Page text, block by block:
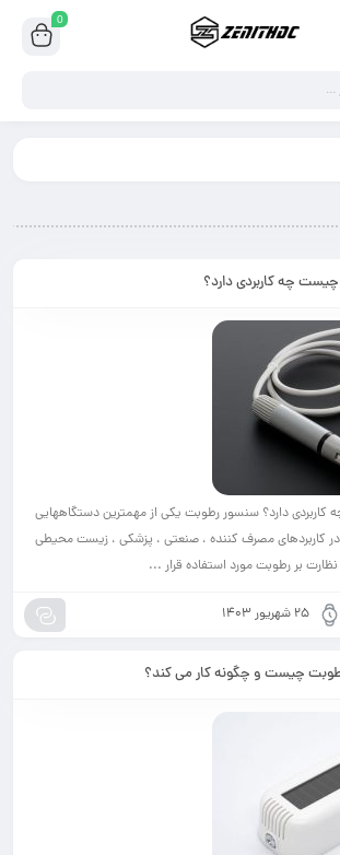
یکی از مهمترین دستگاههایی
، صنعتی ، پزشکی ، زیست محیطی
قرار ...
کار می کند؟